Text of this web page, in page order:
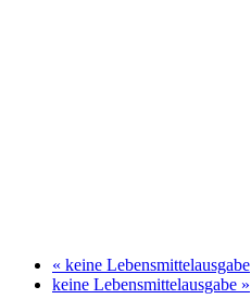
« keine Lebensmittelausgabe
keine Lebensmittelausgabe »